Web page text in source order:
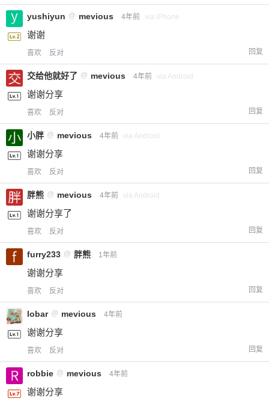
yushiyun @ mevious 4年前 via iPhone
谢谢
喜欢 反对 回复
交给他就好了 @ mevious 4年前 via Android
谢谢分享
喜欢 反对 回复
小胖 @ mevious 4年前 via Android
谢谢分享
喜欢 反对 回复
胖熊 @ mevious 4年前 via Android
谢谢分享了
喜欢 反对 回复
furry233 @ 胖熊 1年前
谢谢分享
喜欢 反对 回复
lobar @ mevious 4年前
谢谢分享
喜欢 反对 回复
robbie @ mevious 4年前
谢谢分享